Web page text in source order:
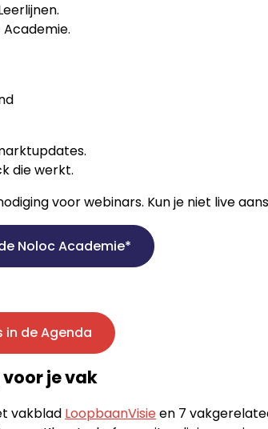
Academie.
die werkt.
voor webinars. Kun je niet live
Noloc Academie*
in de Agenda
je vak
vakblad LoopbaanVisieen 7